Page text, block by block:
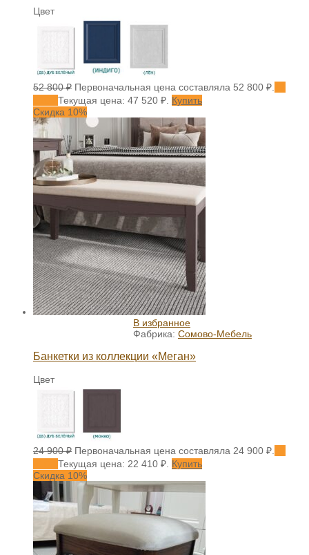
Цвет
52 800₽ Первоначальная цена составляла 52 800 ₽.
Текущая цена: 47 520 ₽. Купить
Скидка 10%
В избранное
Фабрика: Сомово-Мебель
Банкетки из коллекции «Меган»
Цвет
24 900₽ Первоначальная цена составляла 24 900 ₽.
Текущая цена: 22 410 ₽. Купить
Скидка 10%